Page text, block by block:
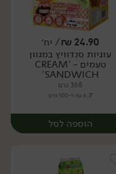
יח׳
24.90
₪/ יח׳
עוגיות סנדוויץ במגוון
טעמים - 'CREAM
SANDWICH'
368 גרם
6.77 ₪ ל-100 גרם
הוספה לסל